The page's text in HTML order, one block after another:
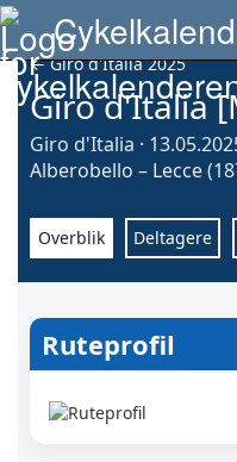
← Giro d'Italia 2025
Giro d'Italia
Giro d'Italia ·
Alberobello – Lecce
Overblik Deltagere
Ruteprofil